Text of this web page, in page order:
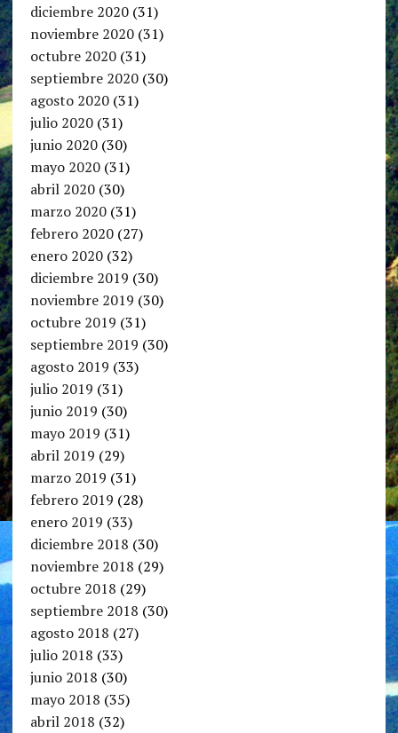
diciembre 2020(31)
noviembre 2020(31)
octubre 2020(31)
septiembre 2020(30)
agosto 2020(31)
julio 2020(31)
junio 2020(30)
mayo 2020(31)
abril 2020(30)
marzo 2020(31)
febrero 2020(27)
enero 2020(32)
diciembre 2019 (30)
noviembre 2019 (30)
octubre 2019 (31)
septiembre 2019 (30)
agosto 2019 (33)
julio 2019 (31)
junio 2019 (30)
mayo 2019 (31)
abril 2019 (29)
marzo 2019 (31)
febrero 2019 (28)
enero 2019 (33)
diciembre 2018 (30)
noviembre 2018 (29)
octubre 2018 (29)
septiembre 2018 (30)
agosto 2018 (27)
julio 2018 (33)
junio 2018 (30)
mayo 2018 (35)
abril 2018 (32)